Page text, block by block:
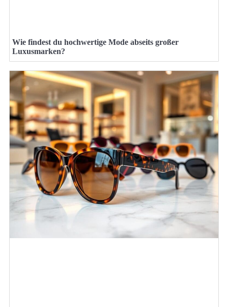
Wie findest du hochwertige Mode abseits großer
Luxusmarken?